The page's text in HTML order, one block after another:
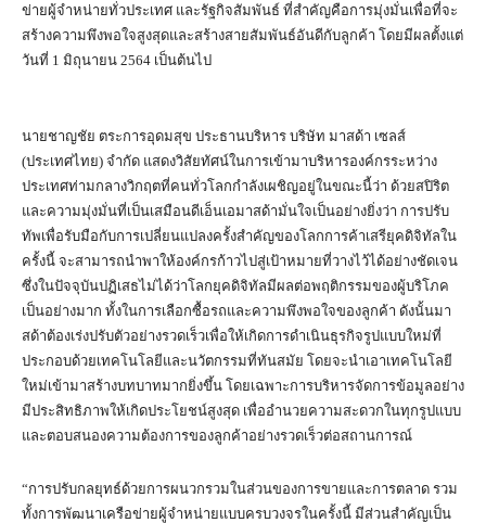
ข่ายผู้จำหน่ายทั่วประเทศ และรัฐกิจสัมพันธ์ ที่สำคัญคือการมุ่งมั่นเพื่อที่จะ
สร้างความพึงพอใจสูงสุดและสร้างสายสัมพันธ์อันดีกับลูกค้า โดยมีผลตั้งแต่
วันที่ 1 มิถุนายน 2564 เป็นต้นไป
นายชาญชัย ตระการอุดมสุข ประธานบริหาร บริษัท มาสด้า เซลส์
(ประเทศไทย) จำกัด แสดงวิสัยทัศน์ในการเข้ามาบริหารองค์กรระหว่าง
ประเทศท่ามกลางวิกฤตที่คนทั่วโลกกำลังเผชิญอยู่ในขณะนี้ว่า ด้วยสปิริต
และความมุ่งมั่นที่เป็นเสมือนดีเอ็นเอมาสด้ามั่นใจเป็นอย่างยิ่งว่า การปรับ
ทัพเพื่อรับมือกับการเปลี่ยนแปลงครั้งสำคัญของโลกการค้าเสรียุคดิจิทัลใน
ครั้งนี้ จะสามารถนำพาให้องค์กรก้าวไปสู่เป้าหมายที่วางไว้ได้อย่างชัดเจน
ซึ่งในปัจจุบันปฏิเสธไม่ได้ว่าโลกยุคดิจิทัลมีผลต่อพฤติกรรมของผู้บริโภค
เป็นอย่างมาก ทั้งในการเลือกซื้อรถและความพึงพอใจของลูกค้า ดังนั้นมา
สด้าต้องเร่งปรับตัวอย่างรวดเร็วเพื่อให้เกิดการดำเนินธุรกิจรูปแบบใหม่ที่
ประกอบด้วยเทคโนโลยีและนวัตกรรมที่ทันสมัย โดยจะนำเอาเทคโนโลยี
ใหม่เข้ามาสร้างบทบาทมากยิ่งขึ้น โดยเฉพาะการบริหารจัดการข้อมูลอย่าง
มีประสิทธิภาพให้เกิดประโยชน์สูงสุด เพื่ออำนวยความสะดวกในทุกรูปแบบ
และตอบสนองความต้องการของลูกค้าอย่างรวดเร็วต่อสถานการณ์
“การปรับกลยุทธ์ด้วยการผนวกรวมในส่วนของการขายและการตลาด รวม
ทั้งการพัฒนาเครือข่ายผู้จำหน่ายแบบครบวงจรในครั้งนี้ มีส่วนสำคัญเป็น